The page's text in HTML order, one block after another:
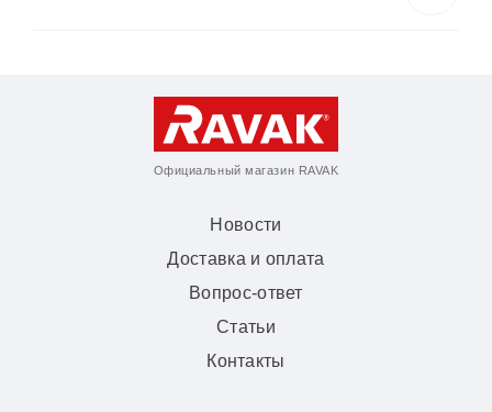
Официальный магазин RAVAK
Новости
Доставка и оплата
Вопрос-ответ
Статьи
Контакты